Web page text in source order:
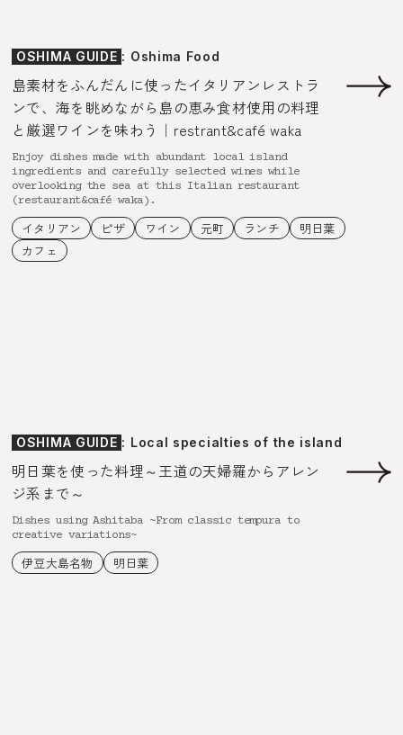
OSHIMA GUIDE : Oshima Food
島素材をふんだんに使ったイタリアンレストラ
ンで、海を眺めながら島の恵み食材使用の料理
と厳選ワインを味わう｜restrant&café waka
Enjoy dishes made with abundant local island
ingredients and carefully selected wines while
overlooking the sea at this Italian restaurant
(restaurant&café waka).
イタリアン ピザ ワイン 元町 ランチ
明日葉
カフェ
OSHIMA GUIDE : Local specialties of the island
明日葉を使った料理～王道の天婦羅からアレン
ジ系まで～
Dishes using Ashitaba ~From classic tempura to
creative variations~
伊豆大島名物 明日葉